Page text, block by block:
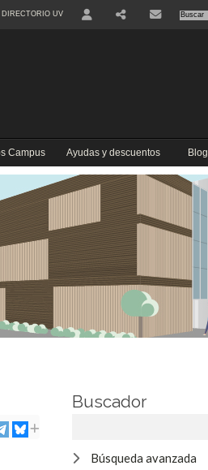
DIRECTORIO UV
Campus Ayudas y descuentos Blog
Buscador
Búsqueda avanzada